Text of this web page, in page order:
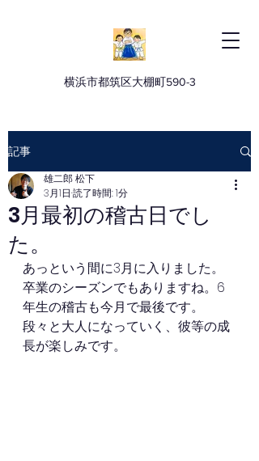
横浜市都筑区大棚町590-3
記事
3月最初の稽古日でし
た。
雄二郎 松下
3月1日 読了時間: 1分
あっという間に3月に入りました。
卒業のシーズンでもありますね。6
年生の稽古も今月で最後です。
段々と大人になっていく、彼等の成
長が楽しみです。